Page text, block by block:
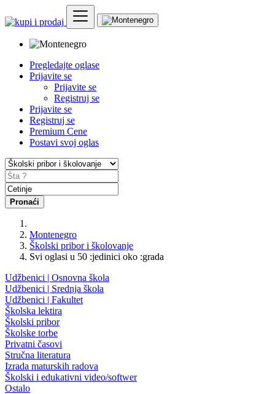
Pregledajte oglase
Prijavite se
Prijavite se
Registruj se
Prijavite se
Registruj se
Premium Cene
Postavi svoj oglas
Pronaći
Montenegro
Školski pribor i školovanje
Svi oglasi u 50 :jedinici oko :grada
Udžbenici | Osnovna škola
Udžbenici | Srednja škola
Udžbenici | Fakultet
Školska lektira
Školski pribor
Školske torbe
Privatni časovi
Stručna literatura
Izrada maturskih radova
Školski i edukativni video/softwer
Ostalo